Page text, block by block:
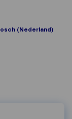
(Nederland)